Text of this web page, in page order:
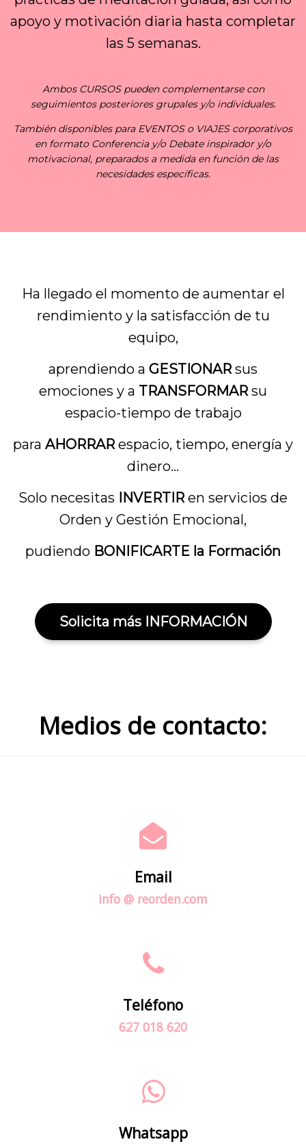
apoyo y motivación diaria hasta completar
las 5 semanas.
Ambos CURSOS pueden complementarse con
seguimientos posteriores grupales y/o individuales.
También disponibles para EVENTOS o VIAJES corporativos
en formato Conferencia y/o Debate inspirador y/o
motivacional, preparados a medida en función de las
necesidades específicas.
Ha llegado el momento de aumentar el
rendimiento y la satisfacción de tu
equipo,
aprendiendo a GESTIONARsus
emociones y a TRANSFORMARsu
espacio-tiempo de trabajo
para AHORRARespacio, tiempo, energía y
dinero…
Solo necesitas
INVERTIRen servicios de
Orden y Gestión Emocional,
pudiendo BONIFICARTE la Formación
Solicita más INFORMACIÓN
Medios de contacto:
Email
info @ reorden.com
Teléfono
627 018 620
Whatsapp